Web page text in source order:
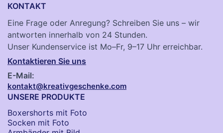
KONTAKT
Eine Frage oder Anregung? Schreiben Sie uns – wir
antworten innerhalb von 24 Stunden.
Unser Kundenservice ist Mo–Fr, 9–17 Uhr erreichbar.
Kontaktieren Sie uns
E-Mail:
kontakt@kreativgeschenke.com
UNSERE PRODUKTE
Boxershorts mit Foto
Socken​ mit Foto